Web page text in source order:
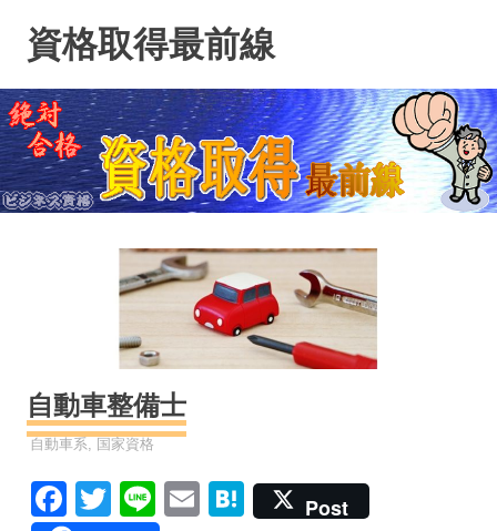
ン
ツ
へ
ス
キ
資格取得最前線
自動車整備士
資格
自動車系 国家資格
Facebook
Twitter
LineEmailHatena
Post